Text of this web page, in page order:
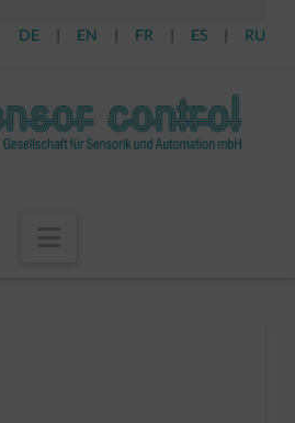
DE | EN | FR | ES | RU